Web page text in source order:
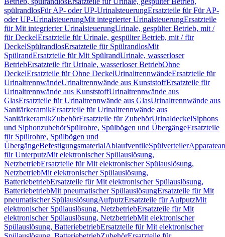
spülrandlosFür AP- oder UP-UrinalsteuerungErsatzteile für Für AP-
oder UP-UrinalsteuerungMit integrierter UrinalsteuerungErsatzteile
für Mit integrierter UrinalsteuerungUrinale, gespülter Betrieb, mit /
für DeckelErsatzteile für Urinale, gespülter Betrieb, mit / für
DeckelSpülrandlosErsatzteile für SpülrandlosMit
SpülrandErsatzteile für Mit SpülrandUrinale, wasserloser
BetriebErsatzteile für Urinale, wasserloser BetriebOhne
DeckelErsatzteile für Ohne DeckelUrinaltrennwändeErsatzteile für
UrinaltrennwändeUrinaltrennwände aus KunststoffErsatzteile für
Urinaltrennwände aus KunststoffUrinaltrennwände aus
GlasErsatzteile für Urinaltrennwände aus GlasUrinaltrennwände aus
SanitärkeramikErsatzteile für Urinaltrennwände aus
SanitärkeramikZubehörErsatzteile für ZubehörUrinaldeckelSiphons
und SiphonzubehörSpülrohre, Spülbögen und ÜbergängeErsatzteile
für Spülrohre, Spülbögen und
ÜbergängeBefestigungsmaterialAblaufventileSpülverteiler
für UnterputzMit elektronischer Spülauslösung,
NetzbetriebErsatzteile für Mit elektronischer Spülauslösung,
NetzbetriebMit elektronischer Spülauslösung,
BatteriebetriebErsatzteile für Mit elektronischer Spülauslösung,
BatteriebetriebMit pneumatischer SpülauslösungErsatzteile für Mit
pneumatischer SpülauslösungAufputzErsatzteile für AufputzMit
elektronischer Spülauslösung, NetzbetriebErsatzteile für Mit
elektronischer Spülauslösung, NetzbetriebMit elektronischer
Spülauslösung, BatteriebetriebErsatzteile für Mit elektronischer